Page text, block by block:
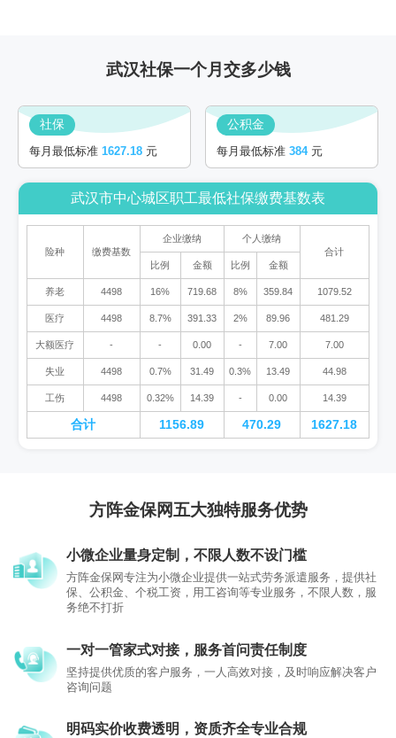
武汉社保一个月交多少钱
社保
每月最低标准 1627.18元
公积金
每月最低标准 384元
武汉市中心城区职工最低社保缴费基数表
险种 缴费基数
企业缴纳
个人缴纳
合计
比例
金额 比例 金额
养老 4498 16% 719.68 8% 359.84 1079.52
医疗 4498 8.7% 391.33 2% 89.96 481.29
大额医疗 - - 0.00 - 7.00 7.00
失业 4498 0.7% 31.49 0.3% 13.49 44.98
工伤 4498 0.32% 14.39 - 0.00 14.39
合计 1156.89 470.29 1627.18
方阵金保网五大独特服务优势
小微企业量身定制，不限人数不设门槛
方阵金保网专注为小微企业提供一站式劳务派遣服务，提供社
保、公积金、个税工资，用工咨询等专业服务，不限人数，服
务绝不打折
一对一管家式对接，服务首问责任制度
坚持提供优质的客户服务，一人高效对接，及时响应解决客户
咨询问题
明码实价收费透明，资质齐全专业合规